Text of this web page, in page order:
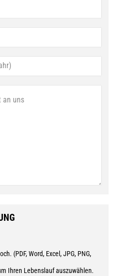
an uns
(PDF, Word, Excel, JPG, PNG,
Ihren Lebenslauf auszuwählen.